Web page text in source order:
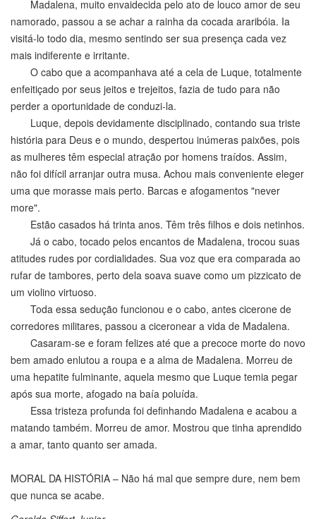
Madalena, muito envaidecida pelo ato de louco amor de seu
namorado, passou a se achar a rainha da cocada araribóia. Ia
visitá-lo todo dia, mesmo sentindo ser sua presença cada vez
mais indiferente e irritante.
O cabo que a acompanhava até a cela de Luque, totalmente
enfeitiçado por seus jeitos e trejeitos, fazia de tudo para não
perder a oportunidade de conduzi-la.
Luque, depois devidamente disciplinado, contando sua triste
história para Deus e o mundo, despertou inúmeras paixões, pois
as mulheres têm especial atração por homens traídos. Assim,
não foi difícil arranjar outra musa. Achou mais conveniente eleger
uma que morasse mais perto. Barcas e afogamentos "never
more".
Estão casados há trinta anos. Têm três filhos e dois netinhos.
Já o cabo, tocado pelos encantos de Madalena, trocou suas
atitudes rudes por cordialidades. Sua voz que era comparada ao
rufar de tambores, perto dela soava suave como um pizzicato de
um violino virtuoso.
Toda essa sedução funcionou e o cabo, antes cicerone de
corredores militares, passou a ciceronear a vida de Madalena.
Casaram-se e foram felizes até que a precoce morte do novo
bem amado enlutou a roupa e a alma de Madalena. Morreu de
uma hepatite fulminante, aquela mesmo que Luque temia pegar
após sua morte, afogado na baía poluída.
Essa tristeza profunda foi definhando Madalena e acabou a
matando também. Morreu de amor. Mostrou que tinha aprendido
a amar, tanto quanto ser amada.
MORAL DA HISTÓRIA – Não há mal que sempre dure, nem bem
que nunca se acabe.